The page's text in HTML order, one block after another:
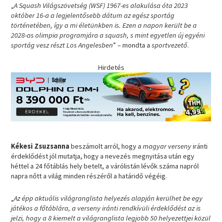
„A Squash Világszövetség (WSF) 1967-es alakulása óta 2023
október 16-a a legjelentősebb dátum az egész sportág
történetében, így a mi életünkben is. Ezen a napon került be a
2028-as olimpia programjára a squash, s mint egyetlen új egyéni
sportág vesz részt Los Angelesben” – mondta asportvezető.
Hirdetés
Kékesi Zsuzsannabeszámolt arról, hogy amagyar versenyiránti
érdeklődést jól mutatja, hogy a nevezés megnyitása után egy
héttel a 24 főtáblás hely betelt, a várólistán lévők száma napról
napra nőtt a világ minden részéről a határidő végéig.
„Az épp aktuális világranglista helyezés alapján kerülhet be egy
játékos a főtáblára, a verseny iránti rendkívüli érdeklődést az is
jelzi, hogy a 8 kiemelt a világranglista legjobb 50 helyezettjei közül